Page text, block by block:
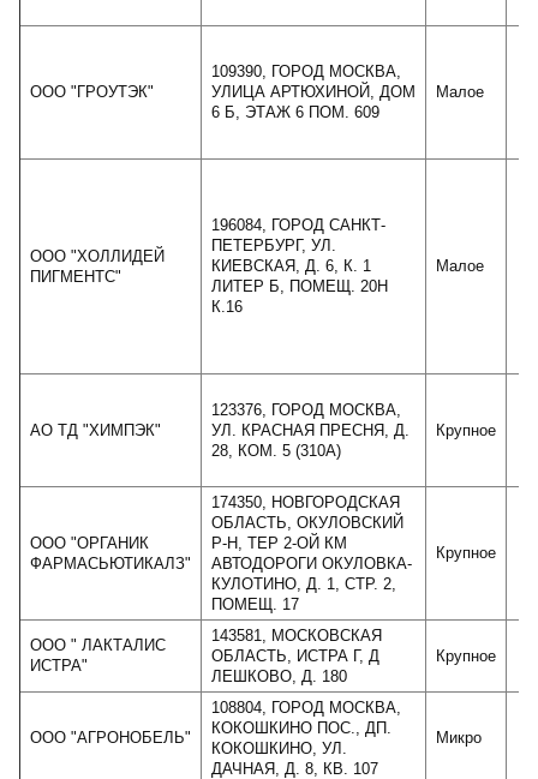
ООО "ГРОУТЭК"
109390, ГОРОД МОСКВА,
УЛИЦА АРТЮХИНОЙ, ДОМ
6 Б, ЭТАЖ 6 ПОМ. 609
Малое
ООО "ХОЛЛИДЕЙ
ПИГМЕНТС"
196084, ГОРОД САНКТ-
ПЕТЕРБУРГ, УЛ.
КИЕВСКАЯ, Д. 6, К. 1
ЛИТЕР Б, ПОМЕЩ. 20Н
К.16
Малое
АО ТД "ХИМПЭК"
123376, ГОРОД МОСКВА,
УЛ. КРАСНАЯ ПРЕСНЯ, Д.
28, КОМ. 5 (310А)
Крупное
ООО "ОРГАНИК
ФАРМАСЬЮТИКАЛЗ"
174350, НОВГОРОДСКАЯ
ОБЛАСТЬ, ОКУЛОВСКИЙ
Р-Н, ТЕР 2-ОЙ КМ
АВТОДОРОГИ ОКУЛОВКА-
КУЛОТИНО, Д. 1, СТР. 2,
ПОМЕЩ. 17
Крупное
ООО " ЛАКТАЛИС
ИСТРА"
143581, МОСКОВСКАЯ
ОБЛАСТЬ, ИСТРА Г, Д
ЛЕШКОВО, Д. 180
Крупное
ООО "АГРОНОБЕЛЬ"
108804, ГОРОД МОСКВА,
КОКОШКИНО ПОС., ДП.
КОКОШКИНО, УЛ.
ДАЧНАЯ, Д. 8, КВ. 107
Микро